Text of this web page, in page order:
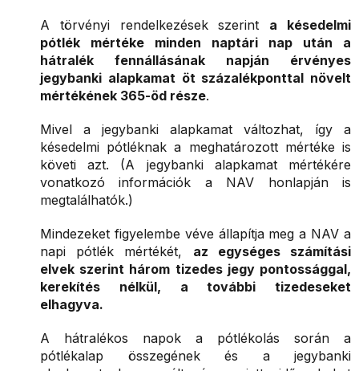
A törvényi rendelkezések szerint a késedelmi
pótlék mértéke minden naptári nap után a
hátralék fennállásának napján érvényes
jegybanki alapkamat öt százalékponttal növelt
mértékének 365-öd része.
Mivel a jegybanki alapkamat változhat, így a
késedelmi pótléknak a meghatározott mértéke is
követi azt. (A jegybanki alapkamat mértékére
vonatkozó információk a NAV honlapján is
megtalálhatók.)
Mindezeket figyelembe véve állapítja meg a NAV a
napi pótlék mértékét, az egységes számítási
elvek szerint három tizedes jegy pontossággal,
kerekítés nélkül, a további tizedeseket
elhagyva.
A hátralékos napok a pótlékolás során a
pótlékalap összegének és a jegybanki